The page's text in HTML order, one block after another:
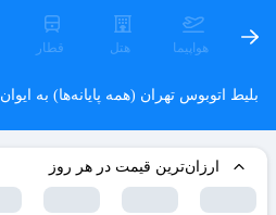
هواپیما هتل قطار
بلیط اتوبوس تهران (همه پایانه‌ها) به ایوان
ارزان‌ترین قیمت در هر روز